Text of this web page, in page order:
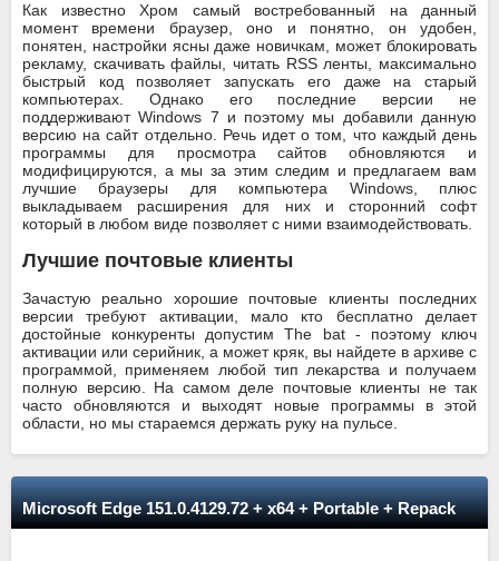
Как известно Хром самый востребованный на данный
момент времени браузер, оно и понятно, он удобен,
понятен, настройки ясны даже новичкам, может блокировать
рекламу, скачивать файлы, читать RSS ленты, максимально
быстрый код позволяет запускать его даже на старый
компьютерах. Однако его последние версии не
поддерживают Windows 7 и поэтому мы добавили данную
версию на сайт отдельно. Речь идет о том, что каждый день
программы для просмотра сайтов обновляются и
модифицируются, а мы за этим следим и предлагаем вам
лучшие браузеры для компьютера Windows, плюс
выкладываем расширения для них и сторонний софт
который в любом виде позволяет с ними взаимодействовать.
Лучшие почтовые клиенты
Зачастую реально хорошие почтовые клиенты последних
версии требуют активации, мало кто бесплатно делает
достойные конкуренты допустим The bat - поэтому ключ
активации или серийник, а может кряк, вы найдете в архиве с
программой, применяем любой тип лекарства и получаем
полную версию. На самом деле почтовые клиенты не так
часто обновляются и выходят новые программы в этой
области, но мы стараемся держать руку на пульсе.
Microsoft Edge 151.0.4129.72 + x64 + Portable + Repack